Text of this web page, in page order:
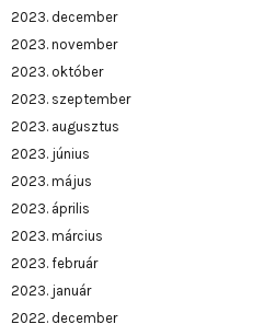
2023. december
2023. november
2023. október
2023. szeptember
2023. augusztus
2023. június
2023. május
2023. április
2023. március
2023. február
2023. január
2022. december